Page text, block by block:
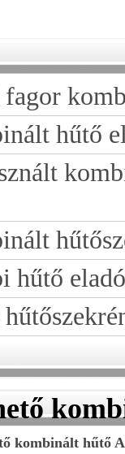
fagor
hűtő
hűtő eladó
kombinált hűtő